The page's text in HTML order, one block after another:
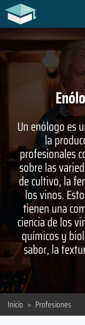
Un enólogo es
la
profesionales
sobre las
de cultivo, la
los vinos.
tienen una
ciencia de los
químicos y
sabor, la
Inicio > Profesiones